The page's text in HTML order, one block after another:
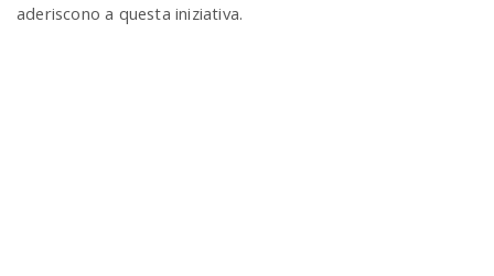
aderiscono a questa iniziativa.